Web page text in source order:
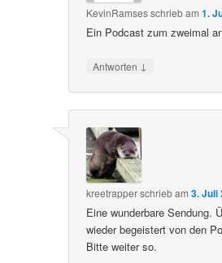
KevinRamsesschriebam1.
Ein Podcast zum zweimal
Antworten ↓
kreetrapperschriebam3. Juli
Eine wunderbare Sendung.
wieder begeistert von den
Bitte weiter so.